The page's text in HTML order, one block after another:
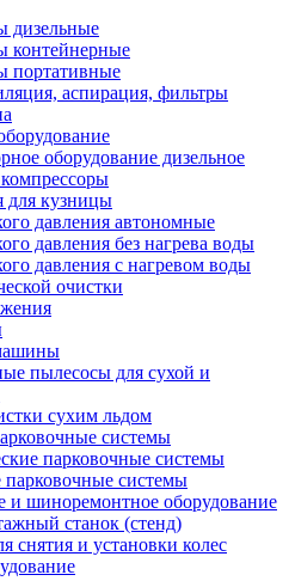
дизельные
контейнерные
портативные
аспирация, фильтры
оборудование дизельное
для кузницы
давления автономные
давления без нагрева воды
давления с нагревом воды
очистки
пылесосы для сухой и
сухим льдом
системы
парковочные системы
парковочные системы
шиноремонтное оборудование
станок (стенд)
снятия и установки колес